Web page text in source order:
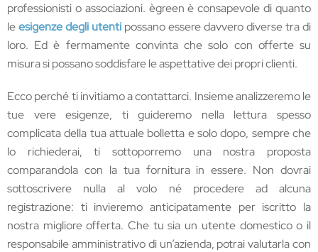
professionisti o associazioni. ègreen è consapevole di quanto
leesigenze degli utenti possano essere davvero diverse tra di
loro. Ed è fermamente convinta che solo con offerte su
misura si possano soddisfare le aspettative dei propri clienti.
Ecco perché ti invitiamo a contattarci. Insieme analizzeremo le
tue vere esigenze, ti guideremo nella lettura spesso
complicata della tua attuale bolletta e solo dopo, sempre che
lo richiederai, ti sottoporremo una nostra proposta
comparandola con la tua fornitura in essere. Non dovrai
sottoscrivere nulla al volo né procedere ad alcuna
registrazione: ti invieremo anticipatamente per iscritto la
nostra migliore offerta. Che tu sia un utente domestico o il
responsabile amministrativo di un’azienda, potrai valutarla con